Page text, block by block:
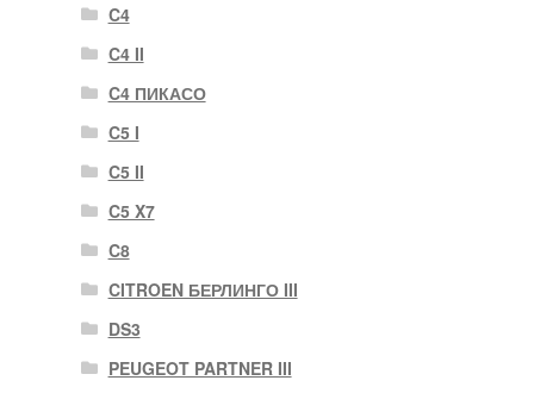
C4
C4 II
C4 ПИКАСО
C5 I
C5 II
C5 X7
C8
CITROEN БЕРЛИНГО III
DS3
PEUGEOT PARTNER III